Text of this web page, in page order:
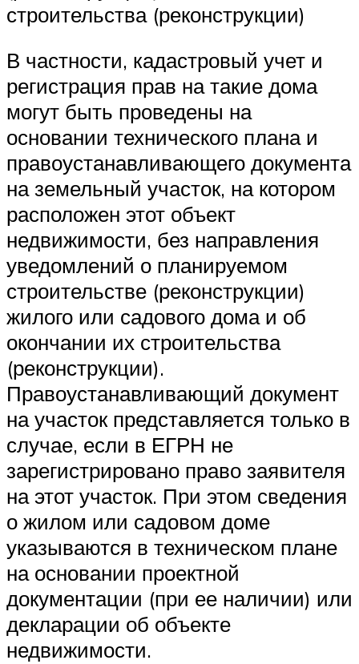
строительства (реконструкции)
В частности, кадастровый учет и
регистрация прав на такие дома
могут быть проведены на
основании технического плана и
правоустанавливающего документа
на земельный участок, на котором
расположен этот объект
недвижимости, без направления
уведомлений о планируемом
строительстве (реконструкции)
жилого или садового дома и об
окончании их строительства
(реконструкции).
Правоустанавливающий документ
на участок представляется только в
случае, если в ЕГРН не
зарегистрировано право заявителя
на этот участок. При этом сведения
о жилом или садовом доме
указываются в техническом плане
на основании проектной
документации (при ее наличии) или
декларации об объекте
недвижимости.